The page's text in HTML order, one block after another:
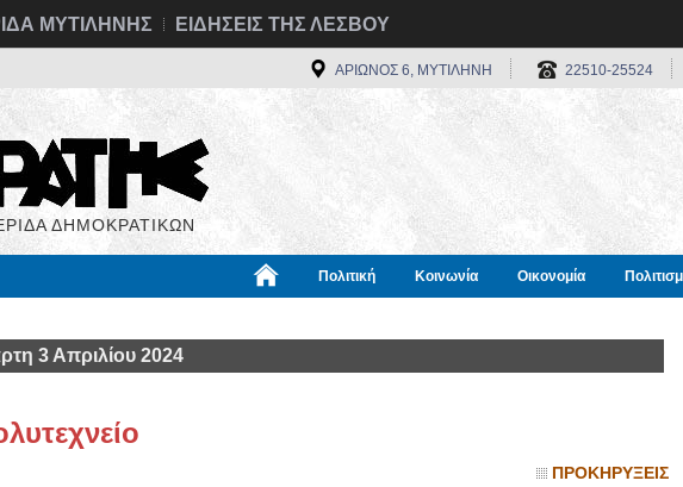
ΜΥΤΙΛΗΝΗΣ ΕΙΔΗΣΕΙΣ ΤΗΣ ΛΕΣΒΟΥ
ΑΡΙΩΝΟΣ 6, ΜΥΤΙΛΗΝΗ 22510-25524
ΔΗΜΟΚΡΑΤΙΚΩΝ
Πολιτική Κοινωνία Οικονομία
3 Απριλίου 2024
ΠΡΟΚΗΡΥΞΕΙΣ